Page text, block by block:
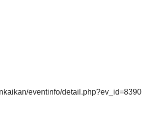
eventinfo/detail.php?ev_id=8390